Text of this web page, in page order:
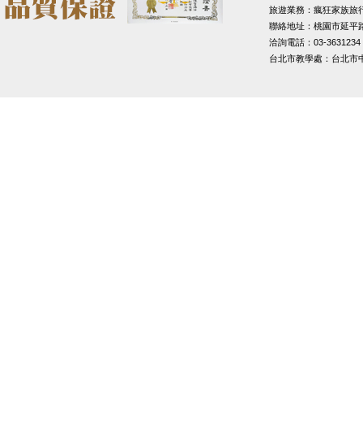
旅遊業務：瘋狂家族旅
聯絡地址：桃園市延平
洽詢電話：03-3631234
台北市教學處：台北市